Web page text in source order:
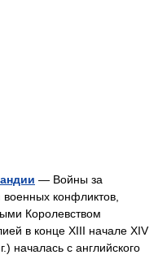
— Войны за
конфликтов,
Королевством
в конце XIII начале XIV
началась с английского